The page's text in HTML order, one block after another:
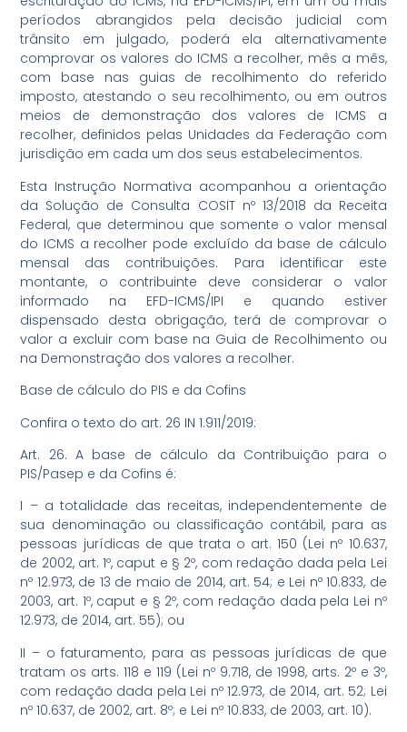
períodos abrangidos pela decisão judicial com
trânsito em julgado, poderá ela alternativamente
comprovar os valores do ICMS a recolher, mês a mês,
com base nas guias de recolhimento do referido
imposto, atestando o seu recolhimento, ou em outros
meios de demonstração dos valores de ICMS a
recolher, definidos pelas Unidades da Federação com
jurisdição em cada um dos seus estabelecimentos.
Esta Instrução Normativa acompanhou a orientação
da Solução de Consulta COSIT nº 13/2018 da Receita
Federal, que determinou que somente o valor mensal
do ICMS a recolher pode excluído da base de cálculo
mensal das contribuições. Para identificar este
montante, o contribuinte deve considerar o valor
informado na EFD-ICMS/IPI e quando estiver
dispensado desta obrigação, terá de comprovar o
valor a excluir com base na Guia de Recolhimento ou
na Demonstração dos valores a recolher.
Base de cálculo do PIS e da Cofins
Confira o texto do art. 26 IN 1.911/2019:
Art. 26. A base de cálculo da Contribuição para o
PIS/Pasep e da Cofins é:
I – a totalidade das receitas, independentemente de
sua denominação ou classificação contábil, para as
pessoas jurídicas de que trata o art. 150 (Lei nº 10.637,
de 2002, art. 1º, caput e § 2º, com redação dada pela Lei
nº 12.973, de 13 de maio de 2014, art. 54; e Lei nº 10.833, de
2003, art. 1º, caput e § 2º, com redação dada pela Lei nº
12.973, de 2014, art. 55); ou
II – o faturamento, para as pessoas jurídicas de que
tratam os arts. 118 e 119 (Lei nº 9.718, de 1998, arts. 2º e 3º,
com redação dada pela Lei nº 12.973, de 2014, art. 52; Lei
nº 10.637, de 2002, art. 8º; e Lei nº 10.833, de 2003, art. 10).